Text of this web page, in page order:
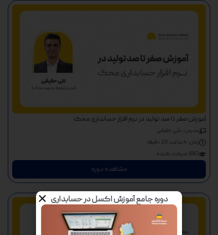
آموزش صفر تا صد تولید در نرم افزار حسابداری محک
مدرس: علی حقیقی
زمان: 4 ساعت 20 دقیقه
682 شرکت کننده
مشاهده دوره
دوره جامع آموزش اکسل در حسابداری